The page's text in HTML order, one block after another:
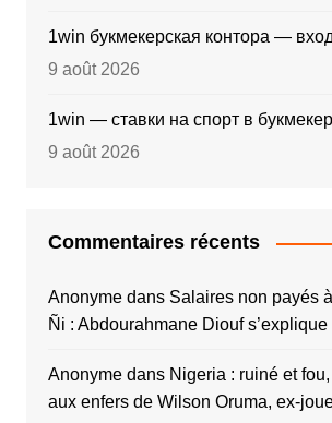
1win букмекерская контора — вход
9 août 2026
1win — ставки на спорт в
9 août 2026
Commentaires récents
Anonymedans Salaires non payés
Ñi : Abdourahmane Diouf s’explique
Anonymedans Nigeria : ruiné et
aux enfers de Wilson Oruma, ex-